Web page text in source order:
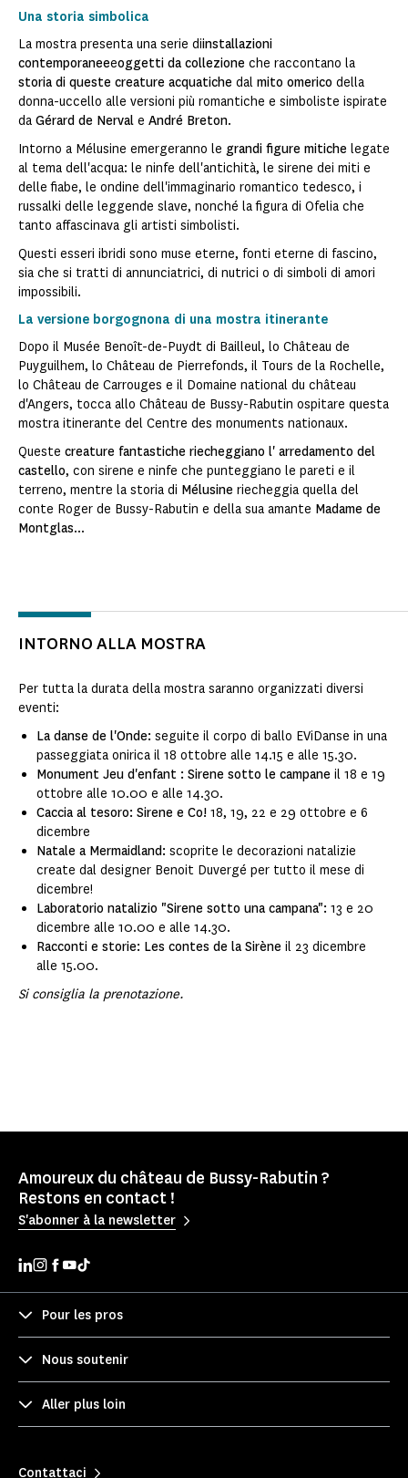
Una storia simbolica
La mostra presenta una serie diinstallazioni
contemporaneeeoggetti da collezione che raccontano la
storia di queste creature acquatiche dal mito omerico della
donna-uccello alle versioni più romantiche e simboliste ispirate
da Gérard de Nerval e André Breton.
Intorno a Mélusine emergeranno le grandi figure mitiche legate
al tema dell'acqua: le ninfe dell'antichità, le sirene dei miti e
delle fiabe, le ondine dell'immaginario romantico tedesco, i
russalki delle leggende slave, nonché la figura di Ofelia che
tanto affascinava gli artisti simbolisti.
Questi esseri ibridi sono muse eterne, fonti eterne di fascino,
sia che si tratti di annunciatrici, di nutrici o di simboli di amori
impossibili.
La versione borgognona di una mostra itinerante
Dopo il Musée Benoît-de-Puydt di Bailleul, lo Château de
Puyguilhem, lo Château de Pierrefonds, il Tours de la Rochelle,
lo Château de Carrouges e il Domaine national du château
d'Angers, tocca allo Château de Bussy-Rabutin ospitare questa
mostra itinerante del Centre des monuments nationaux.
Queste creature fantastiche riecheggiano l' arredamento del
castello, con sirene e ninfe che punteggiano le pareti e il
terreno, mentre la storia di Mélusine riecheggia quella del
conte Roger de Bussy-Rabutin e della sua amante Madame de
Montglas...
INTORNO ALLA MOSTRA
Per tutta la durata della mostra saranno organizzati diversi
eventi:
La danse de l'Onde: seguite il corpo di ballo EViDanse in una
passeggiata onirica il 18 ottobre alle 14.15 e alle 15.30.
Monument Jeu d'enfant : Sirene sotto le campane il 18 e 19
ottobre alle 10.00 e alle 14.30.
Caccia al tesoro: Sirene e Co! 18, 19, 22 e 29 ottobre e 6
dicembre
Natale a Mermaidland: scoprite le decorazioni natalizie
create dal designer Benoit Duvergé per tutto il mese di
dicembre!
Laboratorio natalizio "Sirene sotto una campana": 13 e 20
dicembre alle 10.00 e alle 14.30.
Racconti e storie: Les contes de la Sirène il 23 dicembre
alle 15.00.
Si consiglia la prenotazione.
Amoureux du château de Bussy-Rabutin ?
Restons en contact !
S'abonner à la newsletter
Pour les pros
Nous soutenir
Aller plus loin
Contattaci